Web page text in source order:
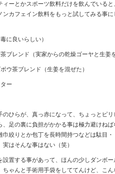
ィーとかスポーツ飲料だけを飲んでいる
ンカフェイン飲料をもっと試してみる事
に良いらしい）
ブレンド（実家からの乾燥ゴーヤと生姜
ウ茶ブレンド（生姜を混ぜた）
ー
のひらが、真っ赤になって、ちょっとピ
、足の裏に負担がかかる事は極力避けね
巾絞りとか包丁を長時間持つなどは駄目
はそんな事はない（笑）
設置する事があって、ほんの少しダンボ
ちゃんと手術用手袋をしててんけど、こ